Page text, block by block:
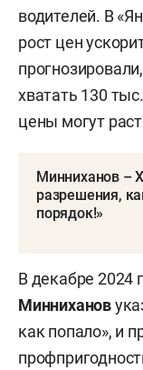
водителей. В
рост цен
хватать 130
цены могут
Минниханов –
разрешения,
порядок!»
В декабре 2024
Минниханов
как попало», и